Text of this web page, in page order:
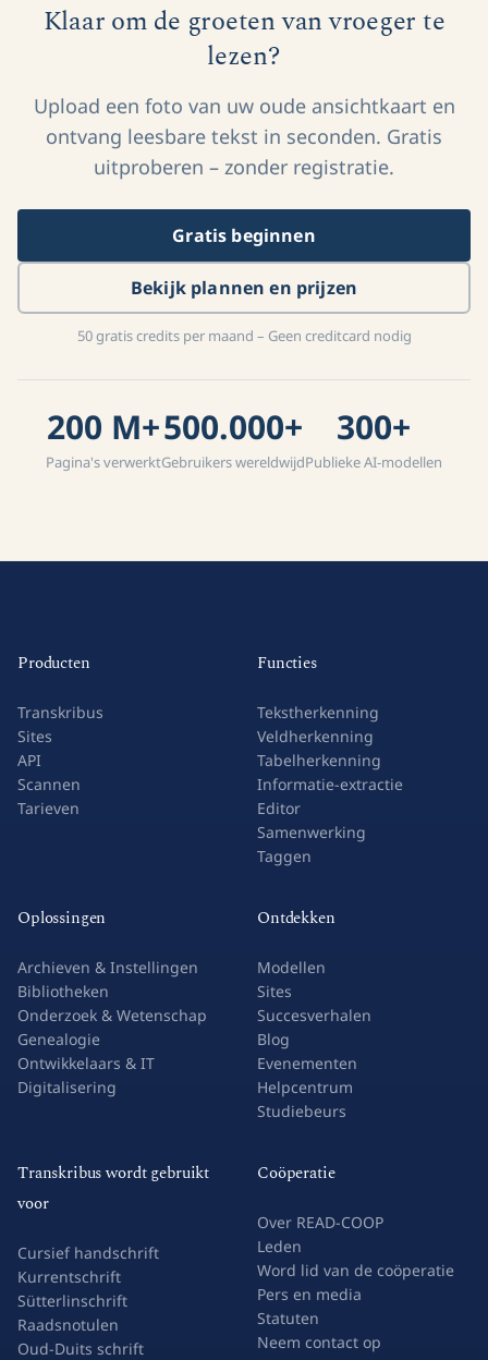
Klaar om de groeten van vroeger te
lezen?
Upload een foto van uw oude ansichtkaart en
ontvang leesbare tekst in seconden. Gratis
uitproberen – zonder registratie.
Gratis beginnen
Bekijk plannen en prijzen
50 gratis credits per maand – Geen creditcard nodig
200 M+
Pagina's verwerkt
500.000+
Gebruikers wereldwijd
300+
Publieke AI-modellen
Producten
Transkribus
Sites
API
Scannen
Tarieven
Functies
Tekstherkenning
Veldherkenning
Tabelherkenning
Informatie-extractie
Editor
Samenwerking
Taggen
Oplossingen
Archieven & Instellingen
Bibliotheken
Onderzoek & Wetenschap
Genealogie
Ontwikkelaars & IT
Digitalisering
Ontdekken
Modellen
Sites
Succesverhalen
Blog
Evenementen
Helpcentrum
Studiebeurs
Transkribus wordt gebruikt
voor
Cursief handschrift
Kurrentschrift
Sütterlinschrift
Raadsnotulen
Oud-Duits schrift
Coöperatie
Over READ-COOP
Leden
Word lid van de coöperatie
Pers en media
Statuten
Neem contact op